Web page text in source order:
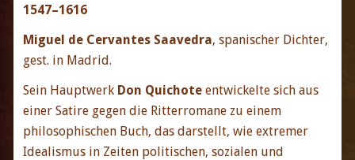
1547–1616
Miguel de Cervantes Saavedra, spanischer Dichter,
gest. in Madrid.
Sein Hauptwerk Don Quichoteentwickelte sich aus
einer Satire gegen die Ritterromane zu einem
philosophischen Buch, das darstellt, wie extremer
Idealismus in Zeiten politischen, sozialen und